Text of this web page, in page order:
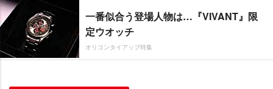
一番似合う登場人物は…『VIVANT』限
定ウオッチ
オリコンタイアップ特集